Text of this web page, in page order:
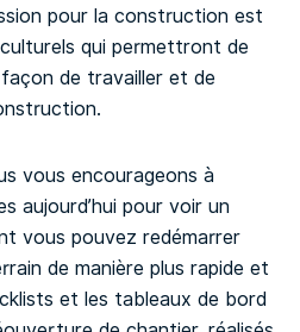
pour la construction est
qui permettront de
de travailler et de
vous encourageons à
aujourd’hui pour voir un
vous pouvez redémarrer
de manière plus rapide et
et les tableaux de bord